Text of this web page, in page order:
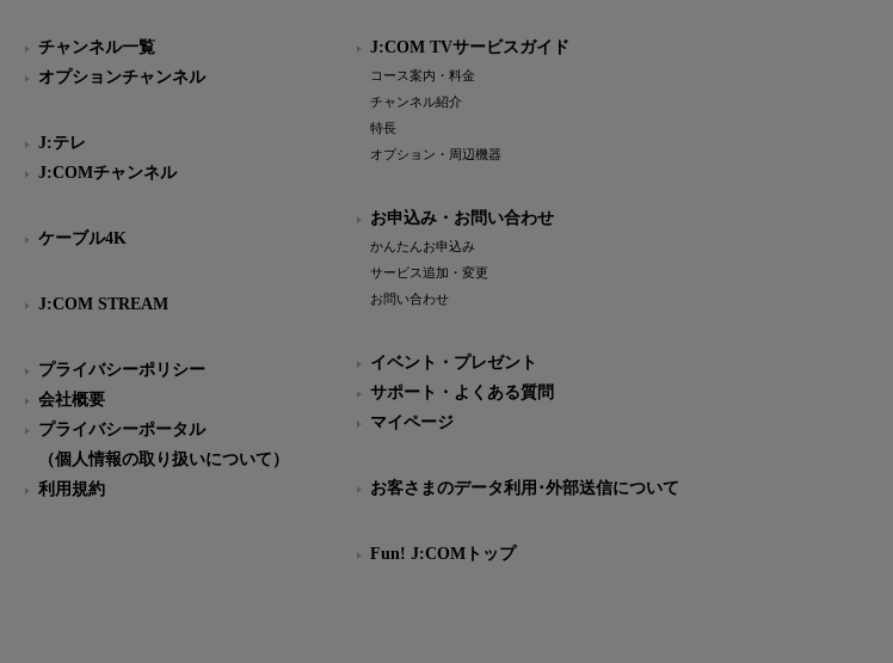
チャンネル一覧
オプションチャンネル
J:テレ
J:COMチャンネル
ケーブル4K
J:COM STREAM
プライバシーポリシー
会社概要
プライバシーポータル
（個人情報の取り扱いについて）
利用規約
J:COM TVサービスガイド
コース案内・料金
チャンネル紹介
特長
オプション・周辺機器
お申込み・お問い合わせ
かんたんお申込み
サービス追加・変更
お問い合わせ
イベント・プレゼント
サポート・よくある質問
マイページ
お客さまのデータ利用･外部送信について
Fun! J:COMトップ